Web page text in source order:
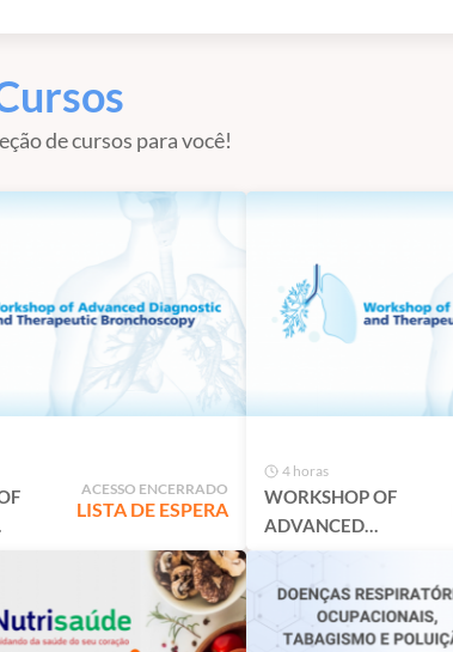
de cursos para você!
LINE)
ACESSO ENCERRADO
LISTA DE ESPERA
4 horas
WORKSHOP OF
ADVANCED
DIAGNOSTIC AND
THERAPEUTIC
BRONCHOSCOPY-
(TEÓRICO -